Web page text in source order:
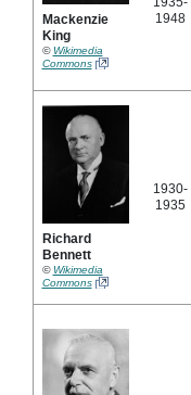
Mackenzie
King
© Wikimedia
Commons
1948
Richard
Bennett
© Wikimedia
Commons
1930-
1935